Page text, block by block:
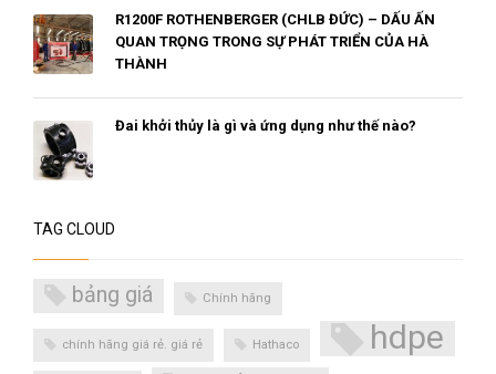
R1200F ROTHENBERGER (CHLB ĐỨC) – DẤU ẤN
QUAN TRỌNG TRONG SỰ PHÁT TRIỂN CỦA HÀ
THÀNH
Đai khởi thủy là gì và ứng dụng như thế nào?
TAG CLOUD
bảng giá Chính hãng
chính hãng giá rẻ. giá rẻ Hathaco hdpe